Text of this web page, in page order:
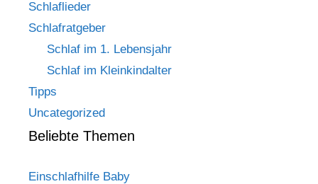
Schlaflieder
Schlafratgeber
Schlaf im 1. Lebensjahr
Schlaf im Kleinkindalter
Tipps
Uncategorized
Beliebte Themen
Einschlafhilfe Baby